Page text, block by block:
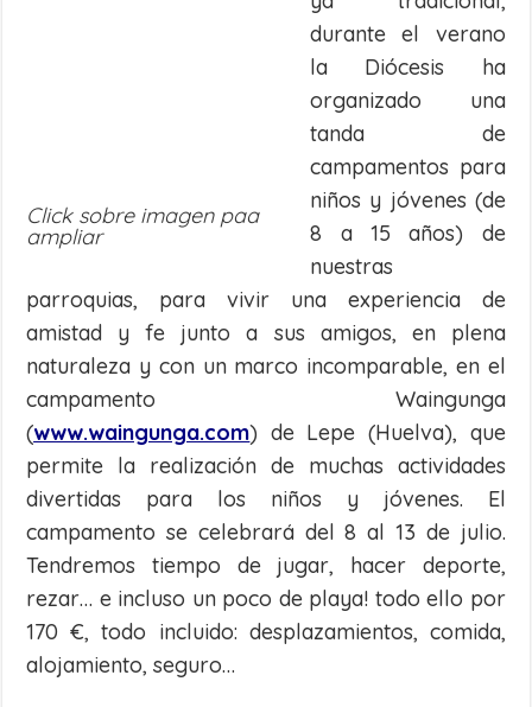
Click sobre imagen paa
ampliar
durante el verano
la Diócesis ha
organizado una
tanda de
campamentos para
niños y jóvenes (de
8 a 15 años) de
nuestras
parroquias, para vivir una experiencia de
amistad y fe junto a sus amigos, en plena
naturaleza y con un marco incomparable, en el
campamento Waingunga
(www.waingunga.com) de Lepe (Huelva), que
permite la realización de muchas actividades
divertidas para los niños y jóvenes. El
campamento se celebrará del 8 al 13 de julio.
Tendremos tiempo de jugar, hacer deporte,
rezar… e incluso un poco de playa! todo ello por
170 €, todo incluido: desplazamientos, comida,
alojamiento, seguro…